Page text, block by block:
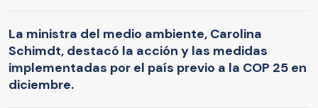
La ministra del medio ambiente, Carolina
Schimdt, destacó la acción y las medidas
implementadas por el país previo a la COP 25 en
diciembre.